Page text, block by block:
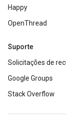
Happy
OpenThread
Suporte
Solicitações de
Google Groups
Stack Overflow